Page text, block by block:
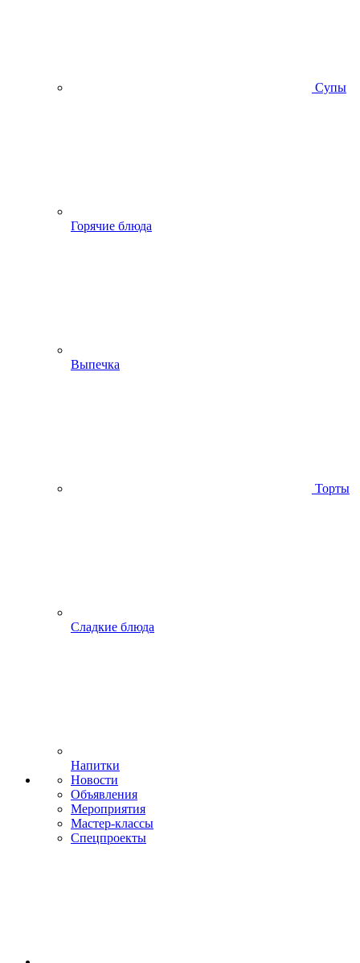
Супы
Горячие блюда
Выпечка
Торты
Сладкие блюда
Напитки
Новости
Объявления
Мероприятия
Мастер-классы
Спецпроекты